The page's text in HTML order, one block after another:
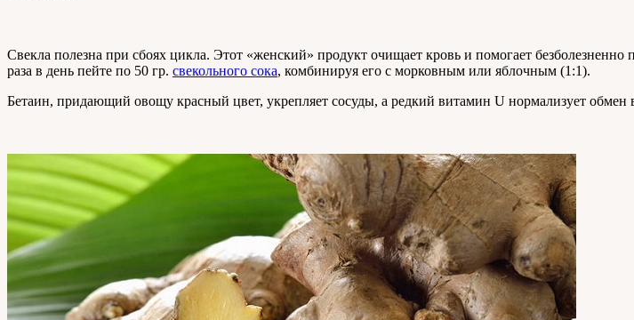
Свекла полезна при сбоях цикла. Этот «женский» продукт очищает кровь и помогает
раза в день пейте по 50 гр. свекольного сока, комбинируя его с морковным или яблочным (1:1).
Бетаин, придающий овощу красный цвет, укрепляет сосуды, а редкий витамин U нормализует обмен